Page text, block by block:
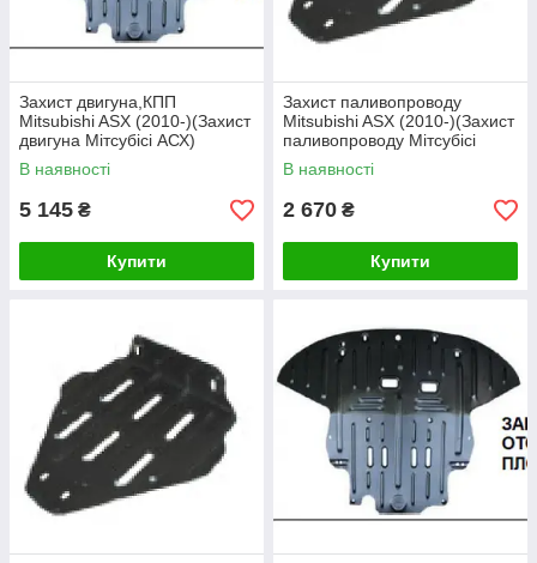
Захист двигуна,КПП
Mitsubishi ASX (2010-)(Захист
двигуна Мітсубісі АСХ)
Полігон-авто
В наявності
5 145 ₴
Купити
Захист паливопроводу
Mitsubishi ASX (2010-)(Захист
паливопроводу Мітсубісі
АСХ) Полігон-авто
В наявності
2 670 ₴
Купити